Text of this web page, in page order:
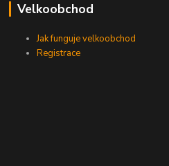
Velkoobchod
Jak funguje velkoobchod
Registrace